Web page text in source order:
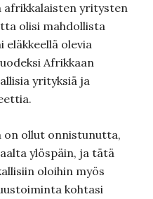
afrikkalaisten yritysten
olisi mahdollista
olevia
Afrikkaan
yrityksiä ja
on ollut onnistunutta,
ylöspäin, ja tätä
oloihin myös
kohtasi